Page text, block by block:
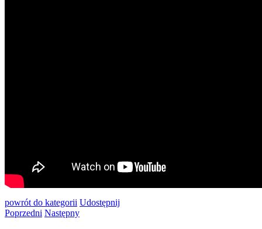
powrót do kategorii Udostępnij
Poprzedni Następny